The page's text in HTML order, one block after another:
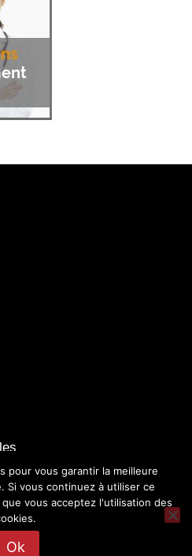
pour vous garantir la meilleure
Si vous continuez à utiliser ce
vous acceptez l'utilisation des
Ok